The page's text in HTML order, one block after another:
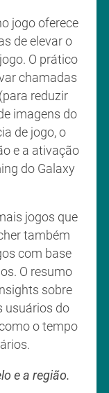
jogo oferece
de elevar o
O prático
chamadas
reduzir
imagens do
de jogo, o
e a ativação
do Galaxy
jogos que
também
com base
O resumo
sobre
usuários do
o tempo
e a região.